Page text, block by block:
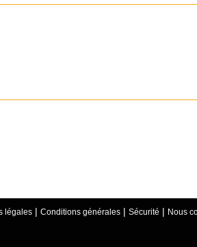
légales | Conditions générales | Sécurité | Nous